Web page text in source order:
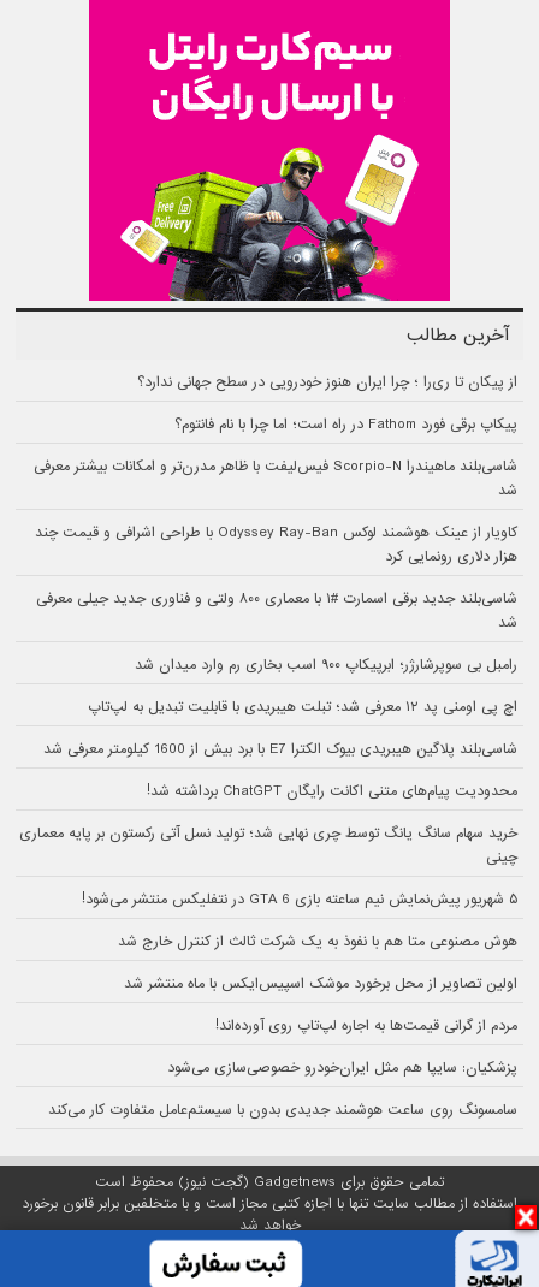
آخرین مطالب
از پیکان تا ری‌را ؛ چرا ایران هنوز خودرویی در سطح جهانی ندارد؟
پیکاپ برقی فورد Fathom در راه است؛ اما چرا با نام فانتوم؟
شاسی‌بلند ماهیندرا Scorpio-N فیس‌لیفت با ظاهر مدرن‌تر و امکانات بیشتر معرفی
شد
کاویار از عینک هوشمند لوکس Odyssey Ray-Ban با طراحی اشرافی و قیمت چند
هزار دلاری رونمایی کرد
شاسی‌بلند جدید برقی اسمارت #۱ با معماری ۸۰۰ ولتی و فناوری جدید جیلی معرفی
شد
رامبل بی سوپرشارژر؛ ابرپیکاپ ۹۰۰ اسب بخاری رم وارد میدان شد
اچ پی اومنی پد ۱۲ معرفی شد؛ تبلت هیبریدی با قابلیت تبدیل به لپ‌تاپ
شاسی‌بلند پلاگین هیبریدی بیوک الکترا E7 با برد بیش از 1600 کیلومتر معرفی شد
محدودیت پیام‌های متنی اکانت رایگان ChatGPT برداشته شد!
خرید سهام سانگ‌ یانگ توسط چری نهایی شد؛ تولید نسل آتی رکستون بر پایه معماری
چینی
۵ شهریور پیش‌نمایش نیم ساعته بازی GTA 6 در نتفلیکس منتشر می‌شود!
هوش مصنوعی متا هم با نفوذ به یک شرکت ثالث از کنترل خارج شد
اولین تصاویر از محل برخورد موشک اسپیس‌ایکس با ماه منتشر شد
مردم از گرانی قیمت‌ها به اجاره لپ‌تاپ روی آورده‌اند!
پزشکیان: سایپا هم مثل ایران‌خودرو خصوصی‌سازی می‌شود
سامسونگ روی ساعت هوشمند جدیدی بدون با سیستم‌عامل متفاوت کار می‌کند
تمامی حقوق برای Gadgetnews (گجت نیوز) محفوظ است
استفاده از مطالب سایت تنها با اجازه کتبی مجاز است و با متخلفین برابر قانون برخورد
خواهد شد
پلتفرم گجت نیوز روی
سرور اختصاصیمبین هاست میزبانی می‌شود